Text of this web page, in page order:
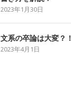
2023年1月30日
文系の卒論は大変？！
2023年4月1日